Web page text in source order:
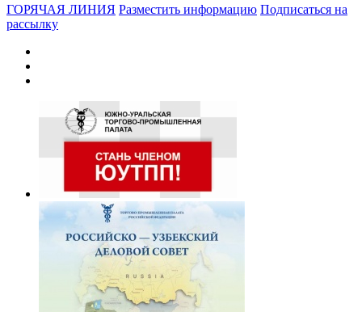
ГОРЯЧАЯ ЛИНИЯ Разместить информацию Подписаться на
рассылку